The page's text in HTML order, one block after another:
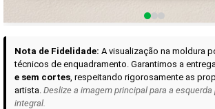
Nota de Fidelidade: A visualização na moldura
técnicos de enquadramento. Garantimos a
e sem cortes, respeitando rigorosamente as
artista. Deslize a imagem principal para a esquerda
integral.